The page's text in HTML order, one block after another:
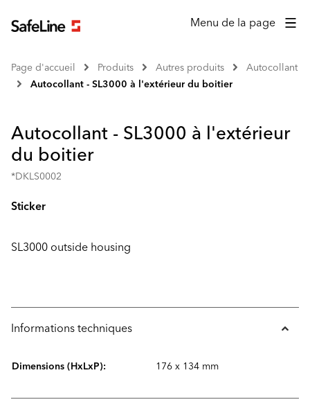
Menu de la page
Page d'accueil Produits Autres produits
Autocollant
Autocollant - SL3000 à l'extérieur du boitier
Autocollant - SL3000 à l'extérieur
du boitier
*DKLS0002
Sticker
SL3000 outside housing
Informations techniques
Dimensions (HxLxP): 176 x 134 mm